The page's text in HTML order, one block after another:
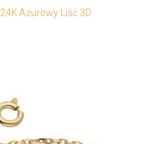
Ażurowy Liść 3D